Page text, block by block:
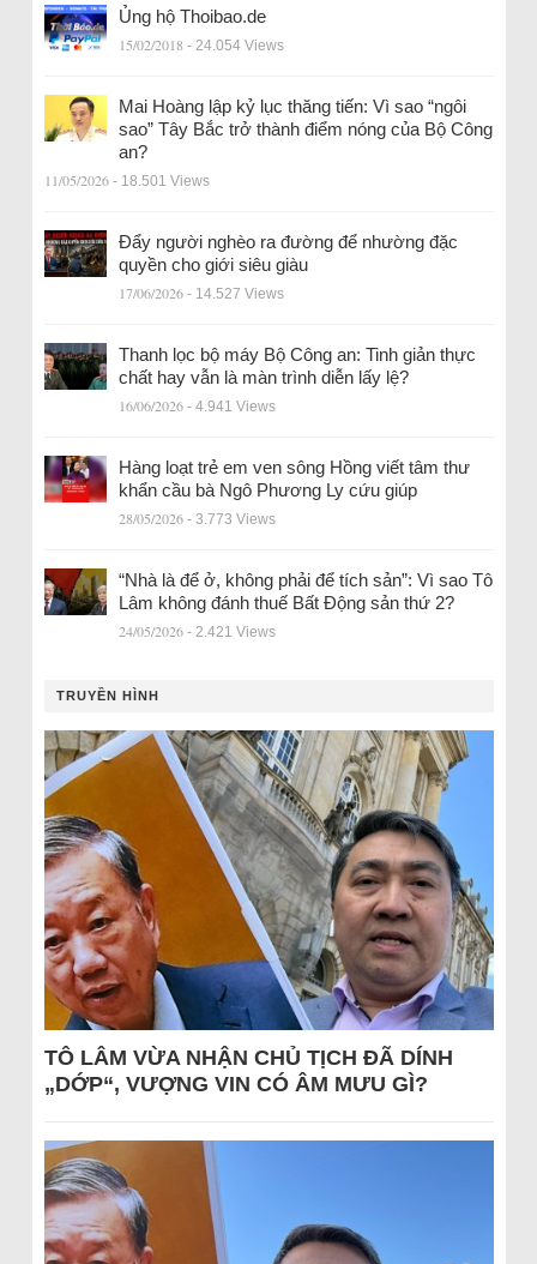
Ủng hộ Thoibao.de
15/02/2018 - 24.054 Views
Mai Hoàng lập kỷ lục thăng tiến: Vì sao “ngôi
sao” Tây Bắc trở thành điểm nóng của Bộ Công
an?
11/05/2026 - 18.501 Views
Đẩy người nghèo ra đường để nhường đặc
quyền cho giới siêu giàu
17/06/2026 - 14.527 Views
Thanh lọc bộ máy Bộ Công an: Tinh giản thực
chất hay vẫn là màn trình diễn lấy lệ?
16/06/2026 - 4.941 Views
Hàng loạt trẻ em ven sông Hồng viết tâm thư
khẩn cầu bà Ngô Phương Ly cứu giúp
28/05/2026 - 3.773 Views
“Nhà là để ở, không phải để tích sản”: Vì sao Tô
Lâm không đánh thuế Bất Động sản thứ 2?
24/05/2026 - 2.421 Views
TRUYỀN HÌNH
TÔ LÂM VỪA NHẬN CHỦ TỊCH ĐÃ DÍNH
„DỚP“, VƯỢNG VIN CÓ ÂM MƯU GÌ?